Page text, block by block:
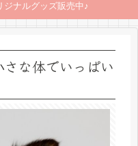
ナルグッズ販売中♪
な体でいっぱい